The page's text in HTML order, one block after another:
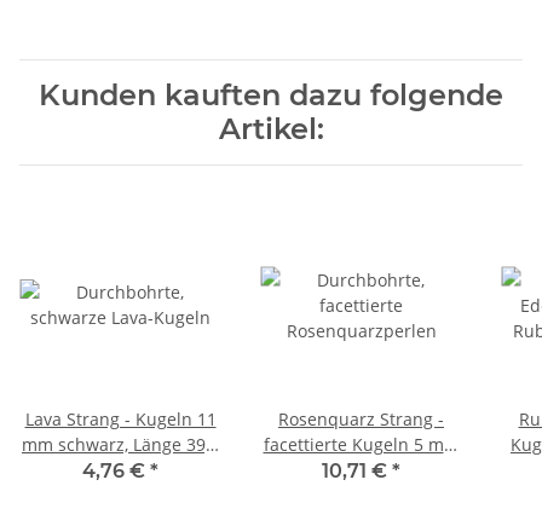
Kunden kauften dazu folgende
Artikel:
Lava Strang - Kugeln 11
mm schwarz, Länge 39,5
cm /5057
4,76 € *
Rosenquarz Strang -
facettierte Kugeln 5 mm
rosa, Länge 38 cm /1986
10,71 € *